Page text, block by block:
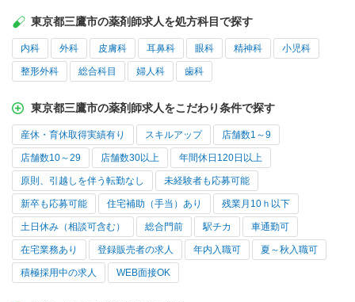
東京都三鷹市の薬剤師求人を処方科目で探す
内科 外科 皮膚科 耳鼻科 眼科 精神科 小児科
整形外科 総合科目 婦人科 歯科
東京都三鷹市の薬剤師求人をこだわり条件で探す
産休・育休取得実績有り スキルアップ 店舗数1～9
店舗数10～29 店舗数30以上 年間休日120日以上
原則、引越しを伴う転勤なし 未経験者も応募可能
新卒も応募可能 住宅補助（手当）あり 残業月10ｈ以下
土日休み（相談可含む） 総合門前 駅チカ 車通勤可
在宅業務あり 登録販売者の求人 年内入職可 夏～秋入職可
積極採用中の求人 WEB面接OK